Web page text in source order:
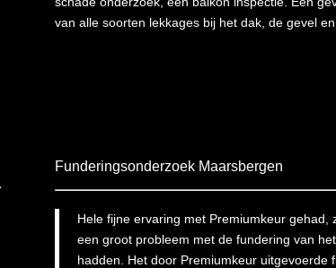
van alle soorten lekkages bij het dak, de gevel en
Funderingsonderzoek Maarsbergen
Hele fijne ervaring met Premiumkeur gehad,
een groot probleem met de fundering van
hadden. Het door Premiumkeur uitgevoerde